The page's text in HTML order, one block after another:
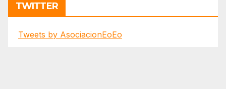
TWITTER
Tweets by AsociacionEoEo